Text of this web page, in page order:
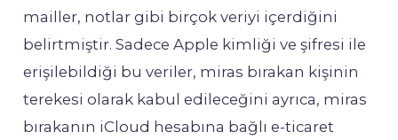
mailler, notlar gibi birçok veriyi içerdiğini
belirtmiştir. Sadece Apple kimliği ve şifresi ile
erişilebildiği bu veriler, miras bırakan kişinin
terekesi olarak kabul edileceğini ayrıca, miras
bırakanın iCloud hesabına bağlı e-ticaret